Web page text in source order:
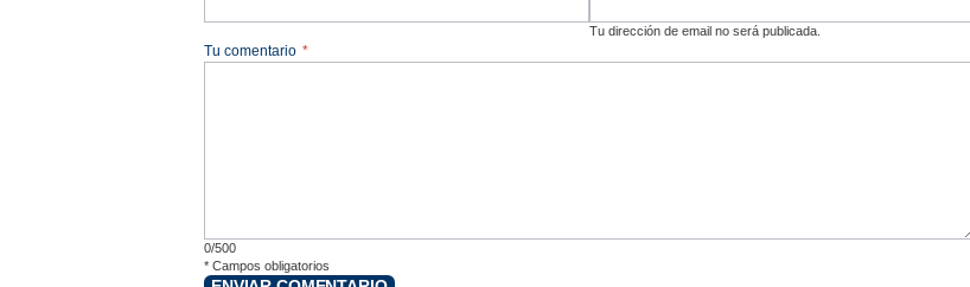
Tu dirección de email no será publicada.
Tu comentario *
0/500
* Campos obligatorios